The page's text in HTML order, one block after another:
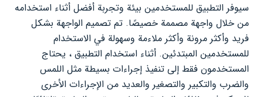
سيوفر التطبيق للمستخدمين بيئة وتجربة أفضل أثناء استخدامه
من خلال واجهة مصممة خصيصًا. تم تصميم الواجهة بشكل
فريد وأكثر مرونة وأكثر ملاءمة وسهولة في الاستخدام
للمستخدمين المبتدئين. أثناء استخدام التطبيق ، يحتاج
المستخدمون فقط إلى تنفيذ إجراءات بسيطة مثل اللمس
والضرب والتكبير والتصغير والعديد من الإجراءات الأخرى